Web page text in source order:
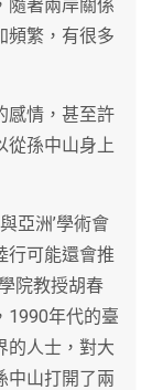
隨著兩岸關係
頻繁，有很多
感情，甚至許
從孫中山身上
亞洲’學術會
行可能還會推
院教授胡春
1990年代的臺
的人士，對大
中山打開了兩